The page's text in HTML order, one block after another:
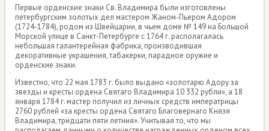
Первые орденские знаки Св. Владимира были изготовлены
петербургским золотых дел мастером Жаном-Пьером Адором
(1724-1784), родом из Швейцарии, в чьем доме № 149 на Большой
Морской улице в Санкт-Петербурге с 1764 г. располагалась
небольшая галантерейная фабрика, производившая
декоративные украшения, табакерки, парадное оружие и
орденские знаки.
Известно, что 22 мая 1783 г. было выдано «золотарю Адору за
звезды и кресты ордена Святаго Владимира 10 332 рубли», а 18
января 1784 г. мастер получил из личных средств императрицы
2760 рублей «за кресты ордена Святаго Благовернаго Князя
Владимира, тридцати пяти летния». Учитывая то, что мы